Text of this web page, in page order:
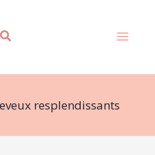
resplendissants